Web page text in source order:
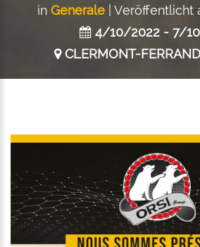
in Generale| Veröffentlicht
4/10/2022 - 7/
CLERMONT-